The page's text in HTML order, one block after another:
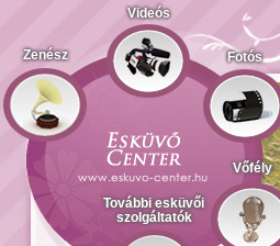
Zenész
Videós
Fotós
Vőfély
További esküvői
szolgáltatók